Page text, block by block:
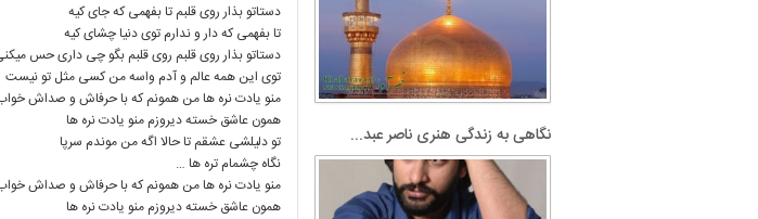
نگاهی به زندگی هنری ناصر عبد...
دستاتو بذار روی قلبم تا بفهمی که جای کیه
تا بفهمی که دار و ندارم توی دنیا چشای کیه
دستاتو بذار روی قلبم روی قلبم بگو چی داری حس
توی این همه عالم و آدم واسه من کسی مثل تو نیست
منو یادت نره ها من همونم که با حرفاش و صداش
همون عاشق خسته دیروزم منو یادت نره ها
تو دلیلشی عشقم تا حالا اگه من موندم سرپا
نگاه چشمام تره ها …
منو یادت نره ها من همونم که با حرفاش و صداش
همون عاشق خسته دیروزم منو یادت نره ها